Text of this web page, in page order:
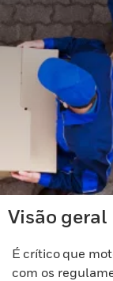
Visão geral
É crítico que
com os